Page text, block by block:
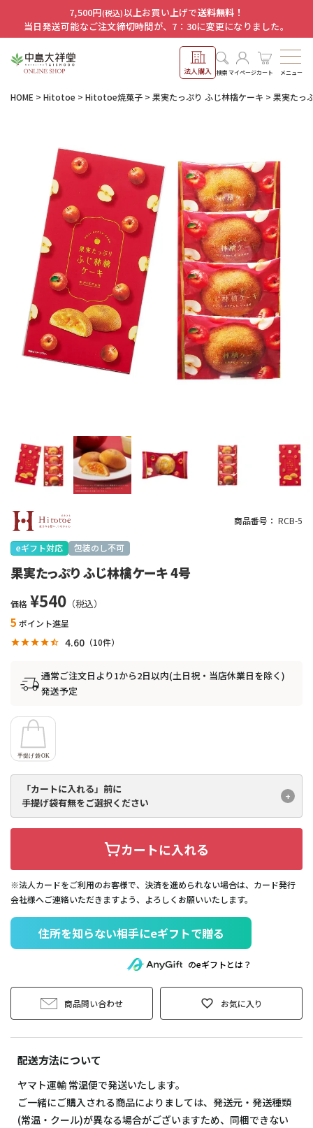
7,500円(税込)以上お買い上げで送料無料！
当日発送可能なご注文締切時間が、7：30に変更になりました。
法人購入 検索マイページカート メニュー
HOME Hitotoe Hitotoe焼菓子 果実たっぷり ふじ林檎ケーキ 果実たっ
商品番号 RCB-5
eギフト対応 包装のし不可
果実たっぷり ふじ林檎ケーキ 4号
価格 ¥540
5 ポイント進呈
4.60 10
通常ご注文日より1から2日以内(土日祝・当店休業日を除く)
発送予定
「カートに入れる」前に
手提げ袋有無をご選択ください
カートに入れる
※法人カードをご利用のお客様で、決済を進められない場合は、カード発行
会社様へご連絡いただきますよう、よろしくお願いいたします。
住所を知らない相手にeギフトで贈る
のeギフトとは？
商品問い合わせ お気に入り
配送方法について
ヤマト運輸 常温便で発送いたします。
ご一緒にご購入される商品によりましては、発送元・発送種類
(常温・クール)が異なる場合がございますため、同梱できない